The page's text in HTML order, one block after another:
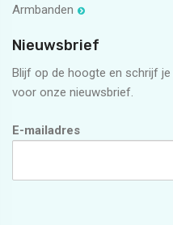
Armbanden
Nieuwsbrief
Blijf op de hoogte en schrijf je
voor onze nieuwsbrief.
E-mailadres